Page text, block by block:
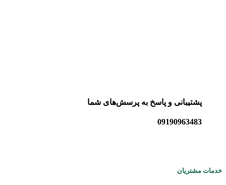
پشتیبانی و پاسخ به پرسش‌های شما
09190963483
خدمات مشتریان